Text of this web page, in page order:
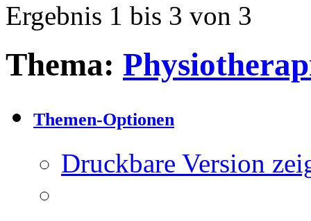
Ergebnis 1 bis 3 von 3
Thema:
Themen-Optionen
Druckbare Version